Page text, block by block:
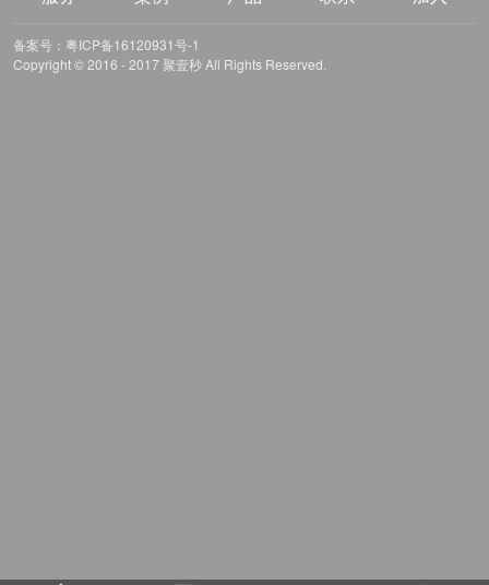
备案号：粤ICP备16120931号-1
Copyright © 2016 - 2017 聚壹秒 All Rights Reserved.